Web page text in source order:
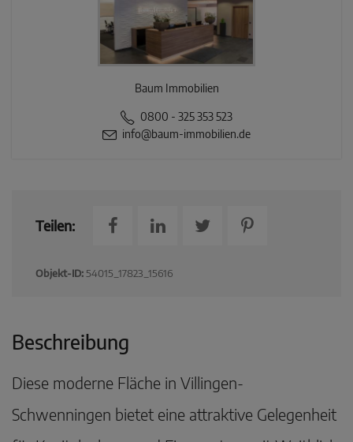
Baum Immobilien
0800 - 325 353 523
info@baum-immobilien.de
Teilen:
Objekt-ID: 54015_17823_15616
Beschreibung
Diese moderne Fläche in Villingen-
Schwenningen bietet eine attraktive Gelegenheit